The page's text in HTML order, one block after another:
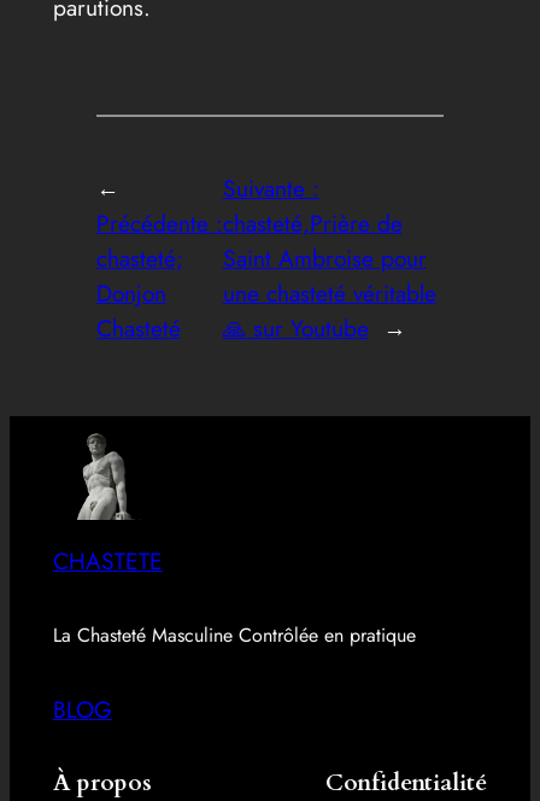
parutions.
←
Précédente :
chasteté;
Donjon
Chasteté
Suivante :
chasteté,Prière de
Saint Ambroise pour
une chasteté véritable
🙏 sur Youtube →
CHASTETE
La Chasteté Masculine Contrôlée en pratique
BLOG
À propos Confidentialité